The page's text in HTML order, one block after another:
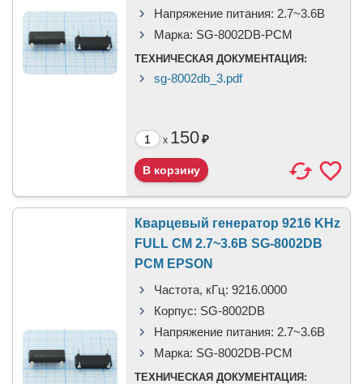
Напряжение питания: 2.7~3.6В
Марка: SG-8002DB-PCM
ТЕХНИЧЕСКАЯ ДОКУМЕНТАЦИЯ:
sg-8002db_3.pdf
x 150₽
Кварцевый генератор 9216 KHz
FULL CM 2.7~3.6В SG-8002DB
PCM EPSON
Частота, кГц: 9216.0000
Корпус: SG-8002DB
Напряжение питания: 2.7~3.6В
Марка: SG-8002DB-PCM
ТЕХНИЧЕСКАЯ ДОКУМЕНТАЦИЯ: